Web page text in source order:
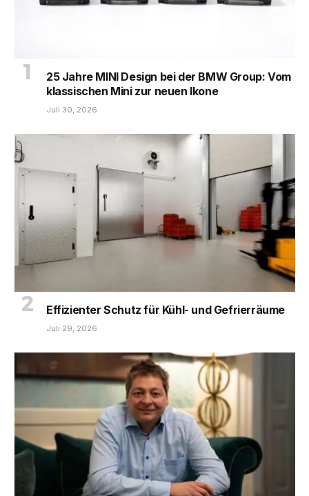
25 Jahre MINI Design bei der BMW Group: Vom
klassischen Mini zur neuen Ikone
Juli 30, 2026
Effizienter Schutz für Kühl- und Gefrierräume
Juli 29, 2026